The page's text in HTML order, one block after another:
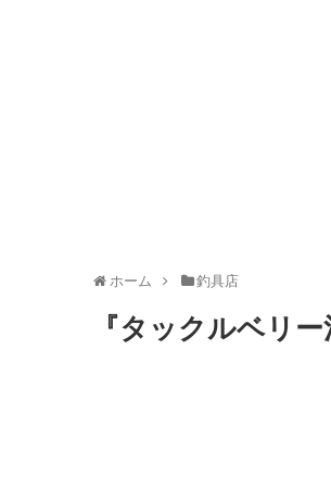
ホーム 釣具店
『タックルベリ